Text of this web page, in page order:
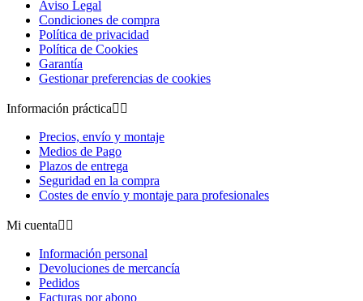
Aviso Legal
Condiciones de compra
Política de privacidad
Política de Cookies
Garantía
Gestionar preferencias de cookies
Información práctica 
Precios, envío y montaje
Medios de Pago
Plazos de entrega
Seguridad en la compra
Costes de envío y montaje para profesionales
Mi cuenta 
Información personal
Devoluciones de mercancía
Pedidos
Facturas por abono